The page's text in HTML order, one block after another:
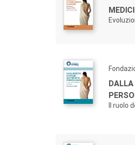
Il ruolo